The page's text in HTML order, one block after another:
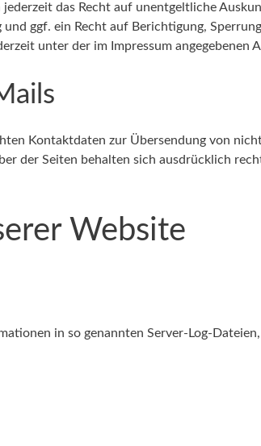
das Recht auf unentgeltliche
ggf. ein Recht auf Berichtigung,
unter der im Impressum angegebenen
Kontaktdaten zur Übersendung von
der Seiten behalten sich ausdrücklich
Website
in so genannten Server-Log-